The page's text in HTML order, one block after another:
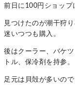
前日に100円ショップ
見つけたのが潮干狩
迷いつつも購入。
後はクーラー、バケ
トル、保冷剤を持参。
足元は貝殻が多いの